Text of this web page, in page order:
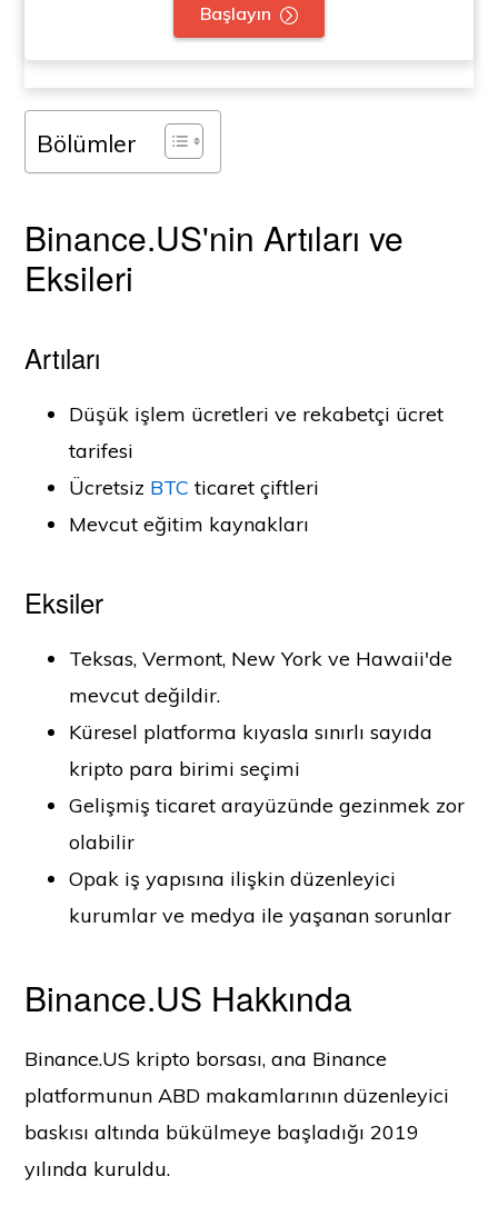
Başlayın
Bölümler
Binance.US'nin Artıları ve
Eksileri
Artıları
Düşük işlem ücretleri ve rekabetçi ücret
tarifesi
Ücretsiz BTC ticaret çiftleri
Mevcut eğitim kaynakları
Eksiler
Teksas, Vermont, New York ve Hawaii'de
mevcut değildir.
Küresel platforma kıyasla sınırlı sayıda
kripto para birimi seçimi
Gelişmiş ticaret arayüzünde gezinmek zor
olabilir
Opak iş yapısına ilişkin düzenleyici
kurumlar ve medya ile yaşanan sorunlar
Binance.US Hakkında
Binance.US kripto borsası, ana Binance
platformunun ABD makamlarının düzenleyici
baskısı altında bükülmeye başladığı 2019
yılında kuruldu.